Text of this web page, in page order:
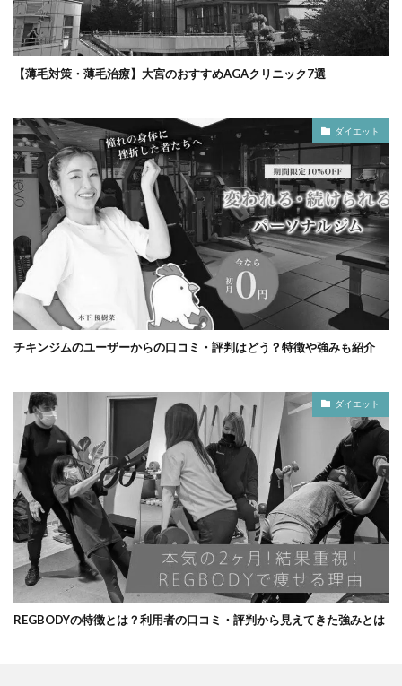
【薄毛対策・薄毛治療】大宮のおすすめAGAクリニック7選
ダイエット
チキンジムのユーザーからの口コミ・評判はどう？特徴や強みも紹介
ダイエット
REGBODYの特徴とは？利用者の口コミ・評判から見えてきた強みとは